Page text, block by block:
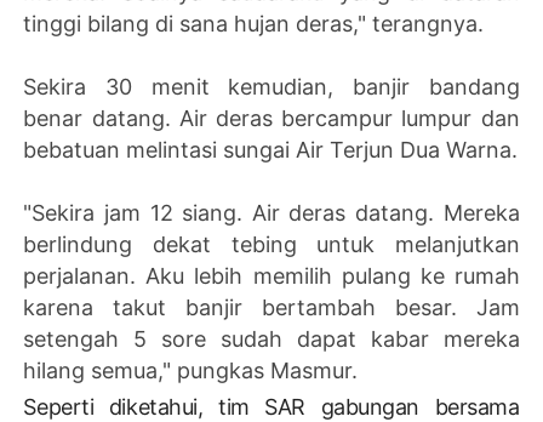
tinggi bilang di sana hujan deras," terangnya.
Sekira 30 menit kemudian, banjir bandang
benar datang. Air deras bercampur lumpur dan
bebatuan melintasi sungai Air Terjun Dua Warna.
"Sekira jam 12 siang. Air deras datang. Mereka
berlindung dekat tebing untuk melanjutkan
perjalanan. Aku lebih memilih pulang ke rumah
karena takut banjir bertambah besar. Jam
setengah 5 sore sudah dapat kabar mereka
hilang semua," pungkas Masmur.
Seperti diketahui, tim SAR gabungan bersama